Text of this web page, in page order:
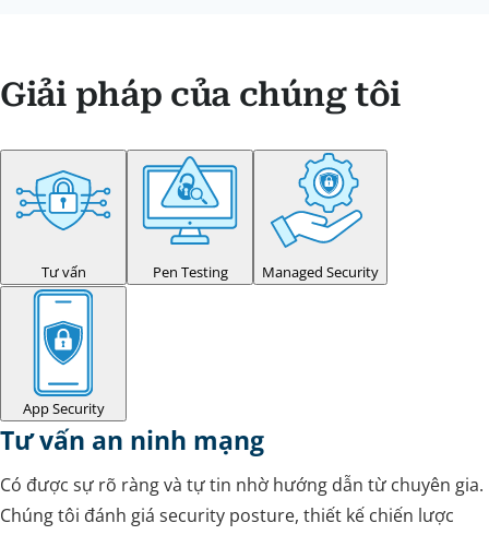
Giải pháp của chúng tôi
Tư vấn Pen Testing Managed Security
App Security
Tư vấn an ninh mạng
Có được sự rõ ràng và tự tin nhờ hướng dẫn từ chuyên gia.
Chúng tôi đánh giá security posture, thiết kế chiến lược